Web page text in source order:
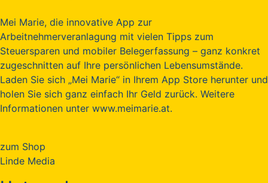
Mei Marie, die innovative App zur
Arbeitnehmerveranlagung mit vielen Tipps zum
Steuersparen und mobiler Belegerfassung – ganz konkret
zugeschnitten auf Ihre persönlichen Lebensumstände.
Laden Sie sich „Mei Marie“ in Ihrem App Store herunter und
holen Sie sich ganz einfach Ihr Geld zurück. Weitere
Informationen unter www.meimarie.at.
zum Shop
Linde Media